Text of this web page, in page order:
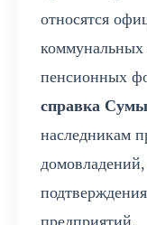
относятся
коммунальных
пенсионных
справка Сумы
наследникам
предприятий.